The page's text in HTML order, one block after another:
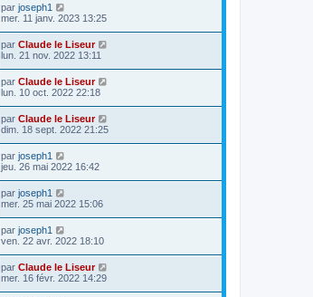
par joseph1
mer. 11 janv. 2023 13:25
par Claude le Liseur
lun. 21 nov. 2022 13:11
par Claude le Liseur
lun. 10 oct. 2022 22:18
par Claude le Liseur
dim. 18 sept. 2022 21:25
par joseph1
jeu. 26 mai 2022 16:42
par joseph1
mer. 25 mai 2022 15:06
par joseph1
ven. 22 avr. 2022 18:10
par Claude le Liseur
mer. 16 févr. 2022 14:29